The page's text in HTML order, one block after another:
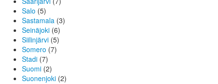
Salo (5)
Sastamala (3)
Seinäjoki (6)
Siilinjärvi (5)
Somero (7)
Stadi (7)
Suomi (2)
Suonenjoki (2)